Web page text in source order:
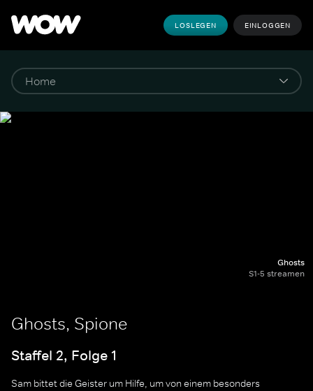
LOSLEGEN EINLOGGEN
Ghosts
S1-5 streamen
Ghosts, Spione
Staffel 2, Folge 1
Sam bittet die Geister um Hilfe, um von einem besonders